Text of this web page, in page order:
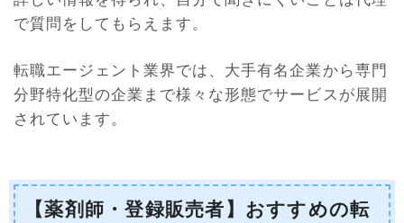
で質問をしてもらえます。
転職エージェント業界では、大手有名企業から専門
分野特化型の企業まで様々な形態でサービスが展開
されています。
【薬剤師・登録販売者】おすすめの転